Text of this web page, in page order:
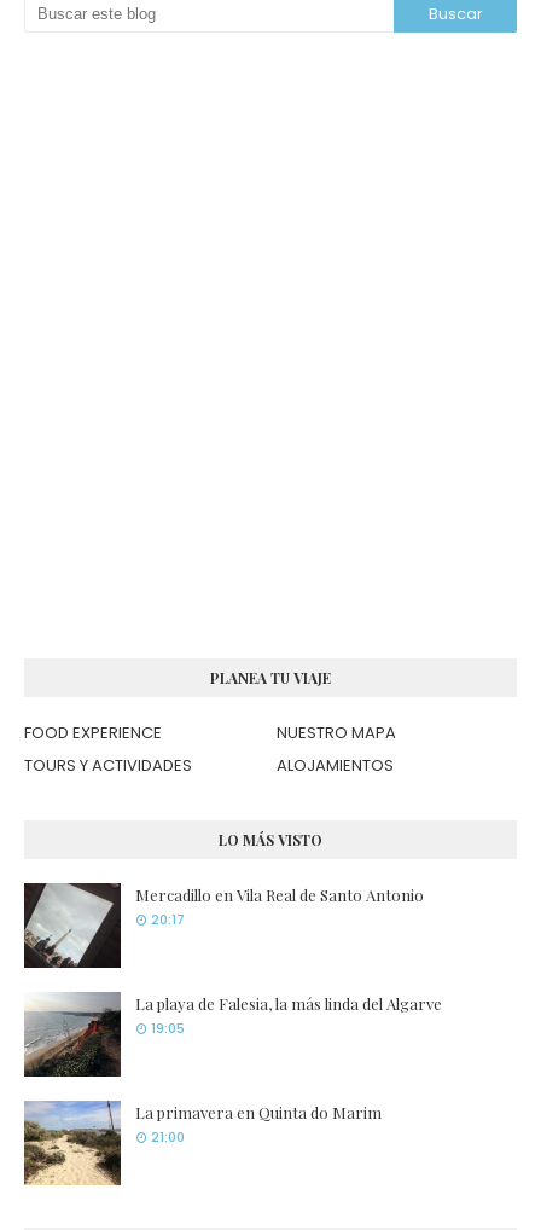
PLANEA TU VIAJE
FOOD EXPERIENCE
NUESTRO MAPA
TOURS Y ACTIVIDADES
ALOJAMIENTOS
LO MÁS VISTO
Mercadillo en Vila Real de Santo Antonio
20:17
La playa de Falesia, la más linda del Algarve
19:05
La primavera en Quinta do Marim
21:00